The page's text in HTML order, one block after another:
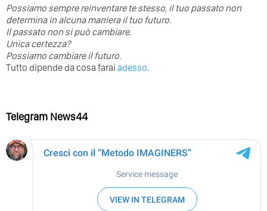
Possiamo sempre reinventare te stesso, il tuo passato non
determina in alcuna maniera il tuo futuro. ⁣
⁣Il passato non si può cambiare.
Unica certezza?
Possiamo cambiare il futuro.
Tutto dipende da cosa farai adesso.
Telegram News44